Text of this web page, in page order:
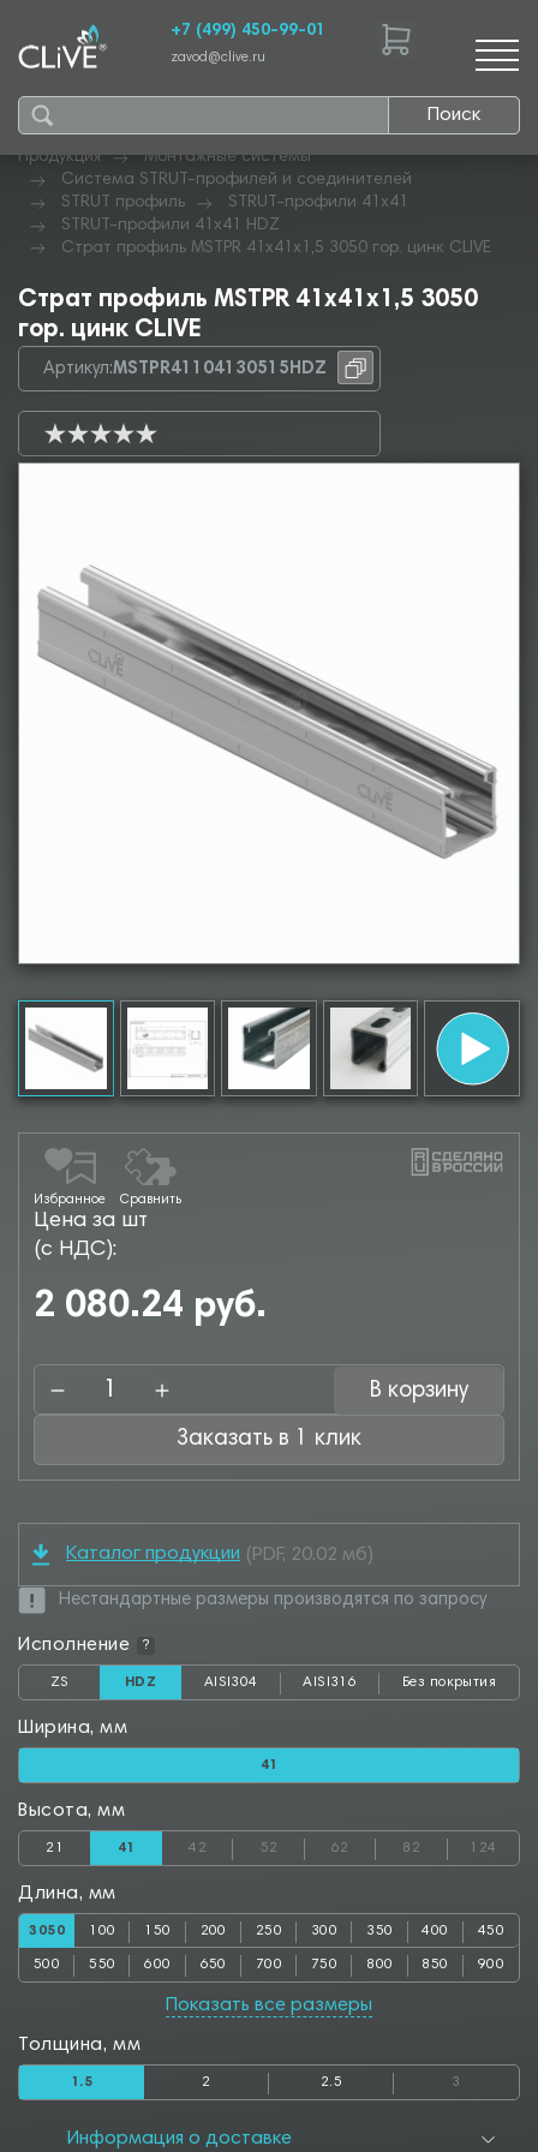
Поиск
+7 (499) 450-99-01
zavod@clive.ru
Продукция
Монтажные системы
Система STRUT-профилей и соединителей
STRUT профиль
STRUT-профили 41х41
STRUT-профили 41х41 HDZ
Страт профиль MSTPR 41х41х1,5 3050 гор. цинк CLIVE
Страт профиль MSTPR 41х41х1,5 3050
гор. цинк CLIVE
Артикул:MSTPR41104130515HDZ
Избранное Сравнить
Цена за шт
(с НДС):
2 080.24 руб.
В корзину
Заказать в 1 клик
Каталог продукции (PDF, 20.02 мб)
Нестандартные размеры производятся по запросу
Исполнение ?
ZS HDZ AISI304 AISI316 Без покрытия
Ширина, мм
41
Высота, мм
21 41 42 52 62 82 124
Длина, мм
3050 100 150 200 250 300 350 400 450
500 550 600 650 700 750 800 850 900
1050 1100 1150 1200 1250
1850 1900 1950 2000 2050 2100 2150 2200 2250
2300 2350 2400 2450 2500 2550 2600 2650 2700
2800 2850 2900 2950
Показать все размеры
Толщина, мм
1.5 2 2.5 3
Информация о доставке